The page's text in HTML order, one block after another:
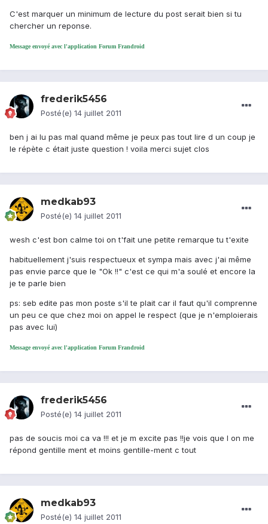
C'est marquer un minimum de lecture du post serait bien si tu
chercher un reponse.
Message envoyé avec l'application Forum Frandroid
frederik5456
Posté(e) 14 juillet 2011
ben j ai lu pas mal quand même je peux pas tout lire d un coup je
le répète c était juste question ! voila merci sujet clos
medkab93
Posté(e) 14 juillet 2011
wesh c'est bon calme toi on t'fait une petite remarque tu t'exite
habituellement j'suis respectueux et sympa mais avec j'ai même
pas envie parce que le "Ok !!" c'est ce qui m'a soulé et encore la
je te parle bien
ps: seb edite pas mon poste s'il te plait car il faut qu'il comprenne
un peu ce que chez moi on appel le respect (que je n'emploierais
pas avec lui)
Message envoyé avec l'application Forum Frandroid
frederik5456
Posté(e) 14 juillet 2011
pas de soucis moi ca va !!! et je m excite pas !!je vois que l on me
répond gentille ment et moins gentille-ment c tout
medkab93
Posté(e) 14 juillet 2011